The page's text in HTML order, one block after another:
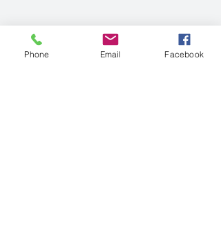
Phone Email Facebook